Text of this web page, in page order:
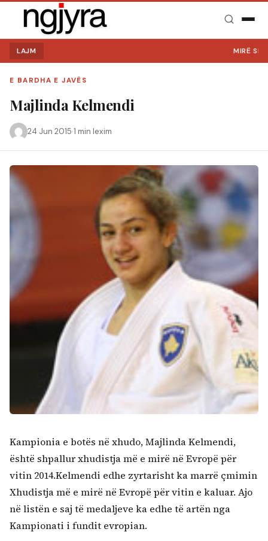
LAJM MIRË SE
E BARDHA E JAVËS
Majlinda Kelmendi
24 Jun 2015·1 min lexim
Kampionia e botës në xhudo, Majlinda Kelmendi,
është shpallur xhudistja më e mirë në Evropë për
vitin 2014.Kelmendi edhe zyrtarisht ka marrë çmimin
Xhudistja më e mirë në Evropë për vitin e kaluar. Ajo
në listën e saj të medaljeve ka edhe të artën nga
Kampionati i fundit evropian.